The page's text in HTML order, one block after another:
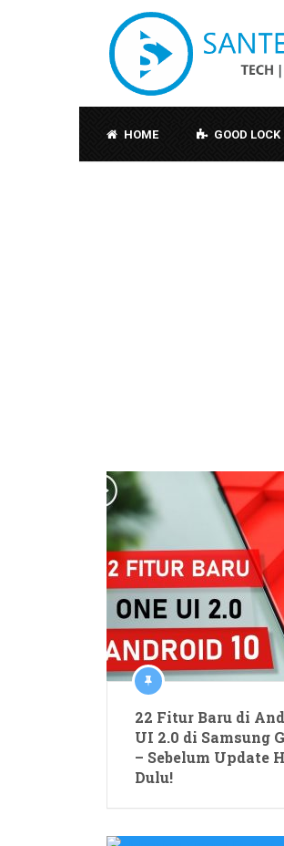
HOME GOOD LOCK
22 Fitur Baru di
UI 2.0 di Samsung
– Sebelum Update
Dulu!